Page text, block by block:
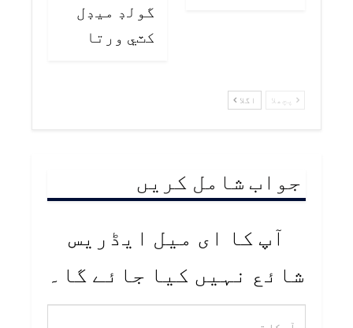
گولڊ ميڊل
کٽي ورتا
پچھلا اگلا
جواب شامل کریں
آپ کا ای میل ایڈریس
شائع نہیں کیا جائے گا۔